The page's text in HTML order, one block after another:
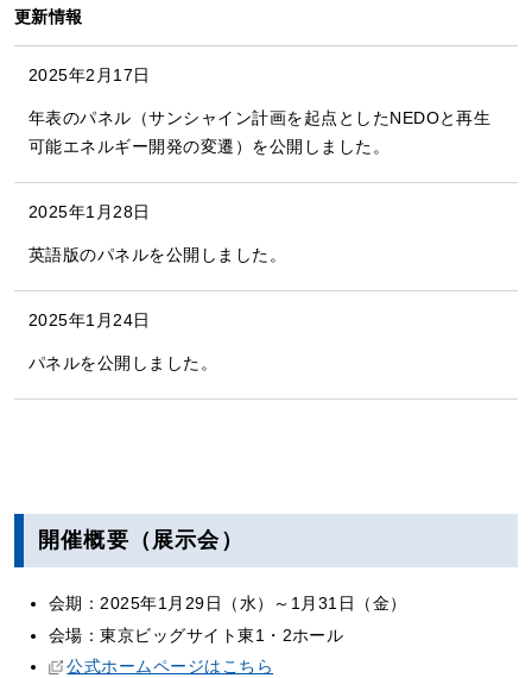
更新情報
2025年2月17日
年表のパネル（サンシャイン計画を起点としたNEDOと再生
可能エネルギー開発の変遷）を公開しました。
2025年1月28日
英語版のパネルを公開しました。
2025年1月24日
パネルを公開しました。
開催概要（展示会）
会期：2025年1月29日（水）～1月31日（金）
会場：東京ビッグサイト東1・2ホール
公式ホームページはこちら